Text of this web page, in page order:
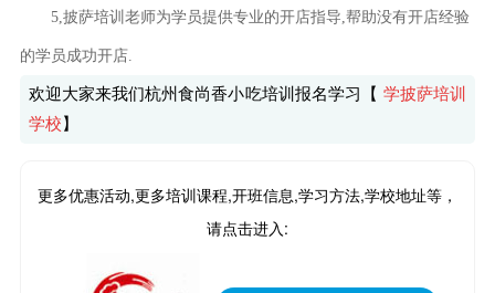
5,披萨培训老师为学员提供专业的开店指导,帮助没有开店经验
的学员成功开店.
欢迎大家来我们杭州食尚香小吃培训报名学习【 学披萨培训
学校 】
更多优惠活动,更多培训课程,开班信息,学习方法,学校地址等，
请点击进入: